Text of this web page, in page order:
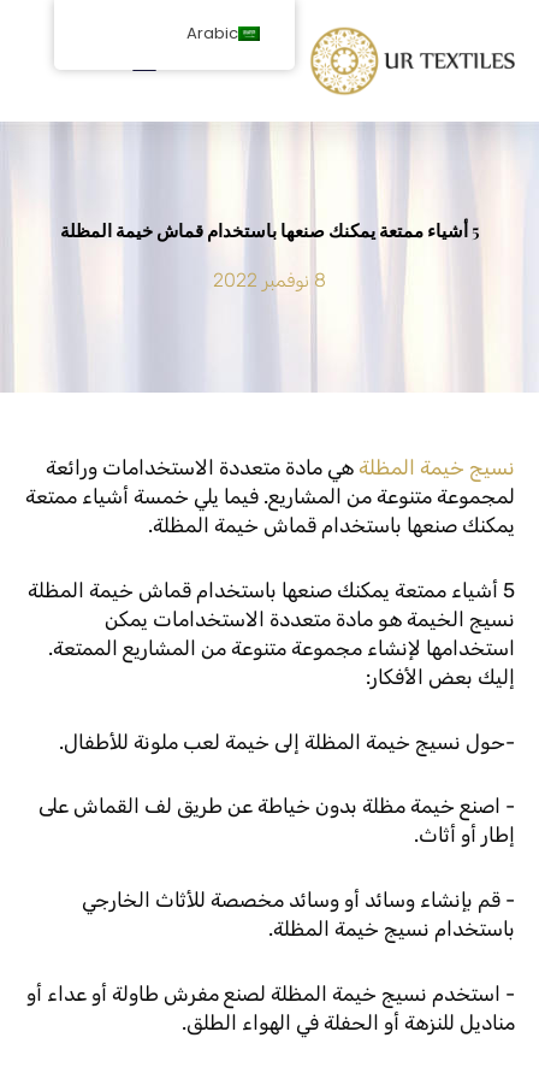
المحتوى
5 أشياء ممتعة يمكنك صنعها باستخدام قماش خيمة المظلة
8 نوفمبر 2022
نسيج خيمة المظلة هي مادة متعددة الاستخدامات ورائعة
لمجموعة متنوعة من المشاريع. فيما يلي خمسة أشياء ممتعة
يمكنك صنعها باستخدام قماش خيمة المظلة.
5 أشياء ممتعة يمكنك صنعها باستخدام قماش خيمة المظلة
نسيج الخيمة هو مادة متعددة الاستخدامات يمكن
استخدامها لإنشاء مجموعة متنوعة من المشاريع الممتعة.
إليك بعض الأفكار:
-حول نسيج خيمة المظلة إلى خيمة لعب ملونة للأطفال.
- اصنع خيمة مظلة بدون خياطة عن طريق لف القماش على
إطار أو أثاث.
- قم بإنشاء وسائد أو وسائد مخصصة للأثاث الخارجي
باستخدام نسيج خيمة المظلة.
- استخدم نسيج خيمة المظلة لصنع مفرش طاولة أو عداء أو
مناديل للنزهة أو الحفلة في الهواء الطلق.
Arabic